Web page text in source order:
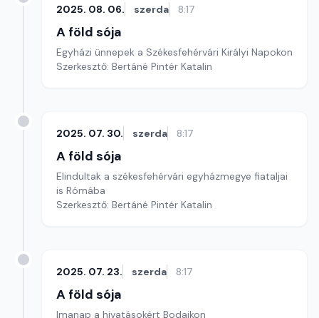
2025. 08. 06. szerda 8:17
A föld sója
Egyházi ünnepek a Székesfehérvári Királyi Napokon
Szerkesztő: Bertáné Pintér Katalin
2025. 07. 30. szerda 8:17
A föld sója
Elindultak a székesfehérvári egyházmegye fiataljai
is Rómába
Szerkesztő: Bertáné Pintér Katalin
2025. 07. 23. szerda 8:17
A föld sója
Imanap a hivatásokért Bodajkon